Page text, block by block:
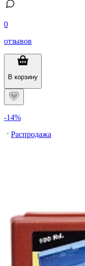
0
отзывов
В корзину
-14%
Распродажа